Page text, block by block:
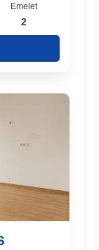
Emelet
2